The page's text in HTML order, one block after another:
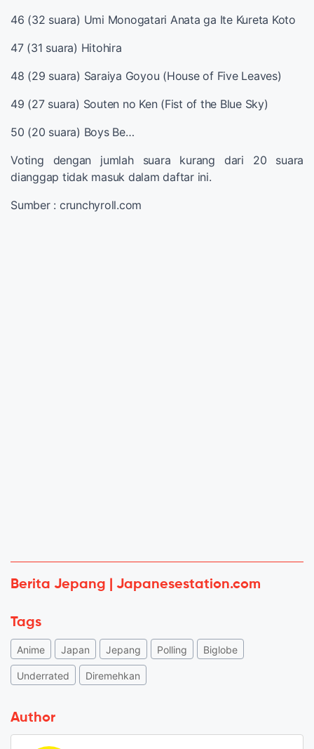
46 (32 suara) Umi Monogatari Anata ga Ite Kureta Koto
47 (31 suara) Hitohira
48 (29 suara) Saraiya Goyou (House of Five Leaves)
49 (27 suara) Souten no Ken (Fist of the Blue Sky)
50 (20 suara) Boys Be…
Voting dengan jumlah suara kurang dari 20 suara
dianggap tidak masuk dalam daftar ini.
Sumber : crunchyroll.com
Berita Jepang | Japanesestation.com
Tags
Anime Japan Jepang Polling Biglobe
Underrated Diremehkan
Author